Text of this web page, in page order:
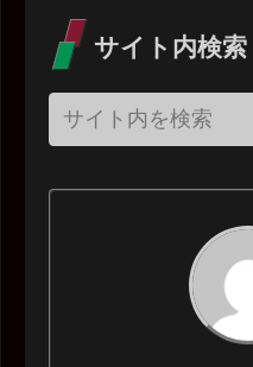
サイト内検索